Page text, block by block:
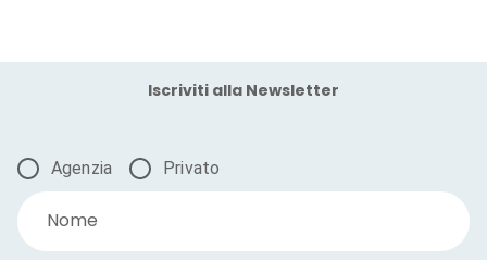
Iscriviti alla Newsletter
Agenzia Privato
Nome